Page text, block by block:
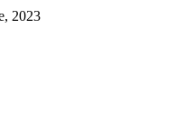
2023